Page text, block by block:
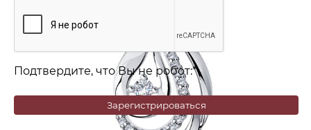
Подтвердите, что Вы не робот:*
Зарегистрироваться